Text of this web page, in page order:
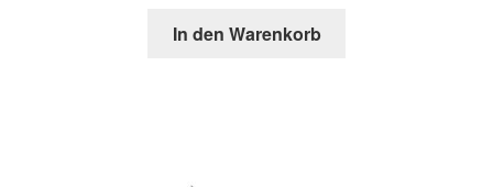
In den Warenkorb